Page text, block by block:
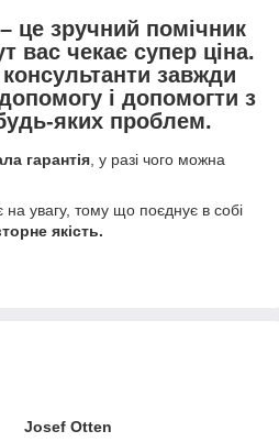
– це зручний помічник
вас чекає супер ціна.
завжди
і допомогти з
яких проблем.
гарантія, у разі чого можна
на увагу, тому що поєднує в собі
якість.
Josef Otten